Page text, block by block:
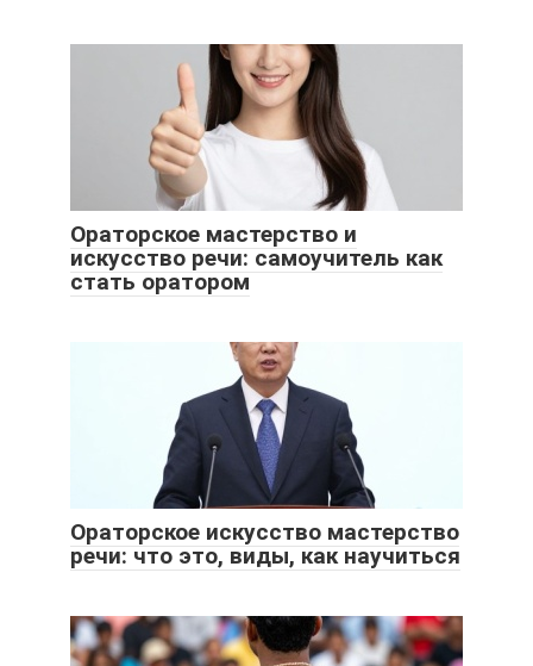
Ораторское мастерство и
искусство речи: самоучитель как
стать оратором
Ораторское искусство мастерство
речи: что это, виды, как научиться